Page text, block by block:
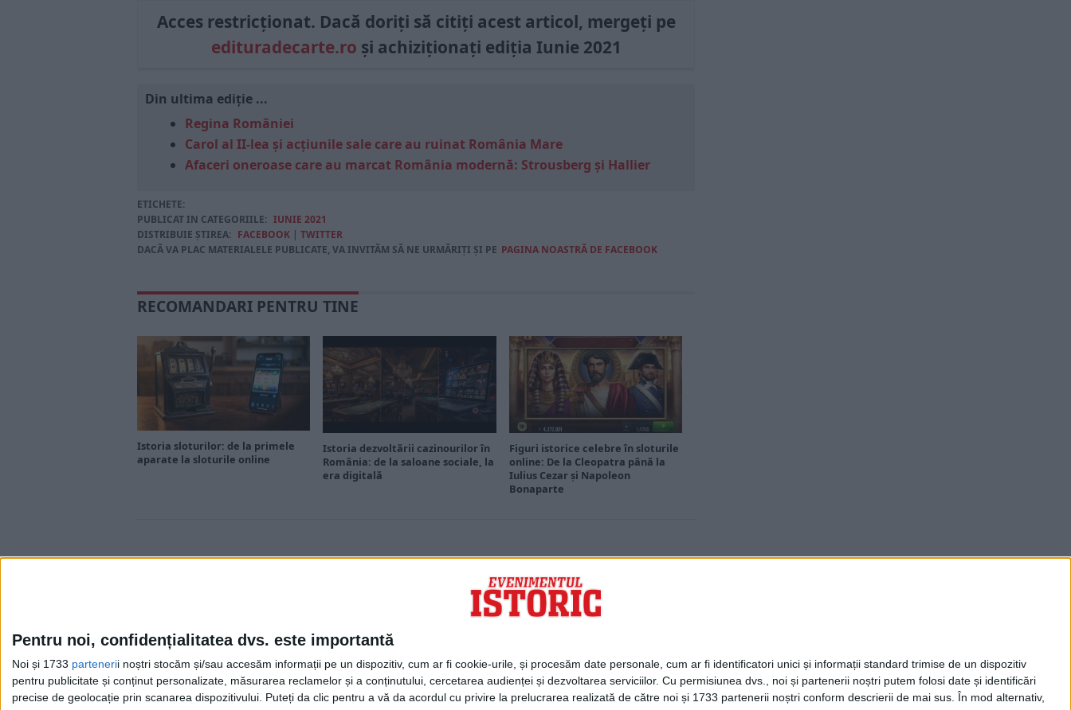
Pentru noi, confidențialitatea dvs. este importantă
Noi și 1733 partenerii noștri stocăm și/sau accesăm informații pe un dispozitiv, cum ar fi cookie-urile, și procesăm date personale, cum ar fi identificatori unici și informații standard trimise de un dispozitiv
pentru publicitate și conținut personalizate, măsurarea reclamelor și a conținutului, cercetarea audienței și dezvoltarea serviciilor. Cu permisiunea dvs., noi și partenerii noștri putem folosi date și identificări
precise de geolocație prin scanarea dispozitivului. Puteți da clic pentru a vă da acordul cu privire la prelucrarea realizată de către noi și 1733 partenerii noștri conform descrierii de mai sus. În mod alternativ,
Acces restricționat. Dacă doriți să citiți acest articol, mergeți pe
edituradecarte.ro și achiziționați ediția Iunie 2021
Din ultima ediție ...
Regina României
Carol al II-lea și acțiunile sale care au ruinat România Mare
Afaceri oneroase care au marcat România modernă: Strousberg și Hallier
ETICHETE:
PUBLICAT IN CATEGORIILE: IUNIE 2021
DISTRIBUIE ȘTIREA: FACEBOOK | TWITTER
DACĂ VA PLAC MATERIALELE PUBLICATE, VA INVITĂM SĂ NE URMĂRIȚI ȘI PE PAGINA NOASTRĂ DE FACEBOOK
RECOMANDARI PENTRU TINE
Istoria sloturilor: de la primele
aparate la sloturile online
Istoria dezvoltării cazinourilor în
România: de la saloane sociale, la
era digitală
Figuri istorice celebre în sloturile
online: De la Cleopatra până la
Iulius Cezar și Napoleon
Bonaparte
Cea mai mare revistă de istorie din Europa!.
Media KIT
Evenimentul Zilei
Doctorul Zilei
Infofinanciar
Infoactual
Editura de carte
EVZ Comunicate